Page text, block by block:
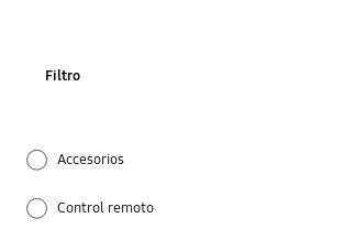
Filtro
Accesorios
Control remoto